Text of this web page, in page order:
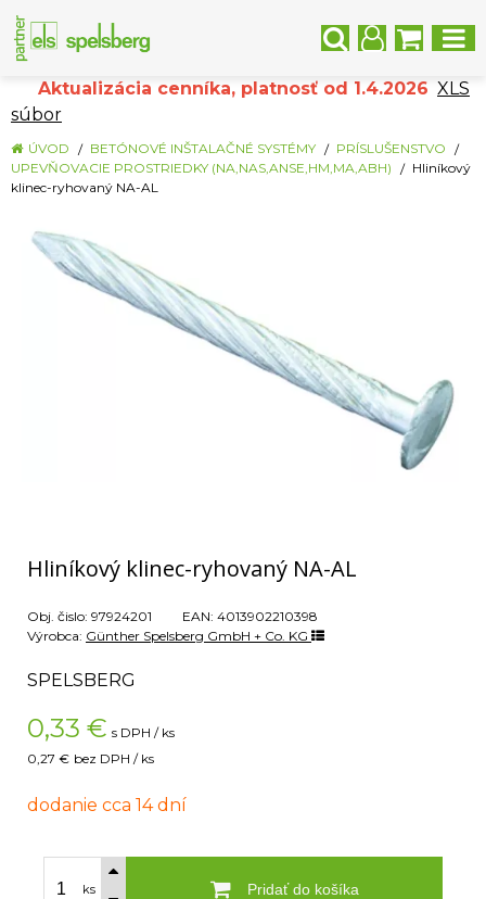
Aktualizácia cenníka, platnosť od 1.4.2026 XLS
súbor
ÚVOD BETÓNOVÉ INŠTALAČNÉ SYSTÉMY
PRÍSLUŠENSTVO
UPEVŇOVACIE PROSTRIEDKY (NA,NAS,ANSE,HM,MA,ABH)
Hliníkový
klinec-ryhovaný NA-AL
Hliníkový klinec-ryhovaný NA-AL
Obj. čislo: 97924201 EAN: 4013902210398
Výrobca: Günther Spelsberg GmbH + Co. KG
SPELSBERG
0,33 € s DPH / ks
0,27 € bez DPH / ks
dodanie cca 14 dní
ks Pridať do košíka